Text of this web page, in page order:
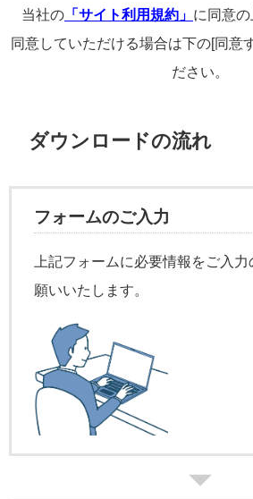
当社の 「サイト利用規約」 に同意の
同意していただける場合は下の[同意
ださい。
ダウンロードの流れ
フォームのご入力
上記フォームに必要情報をご入
願いいたします。